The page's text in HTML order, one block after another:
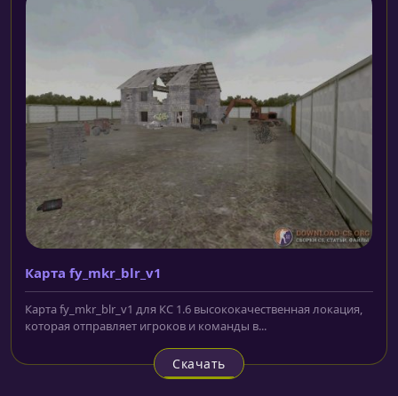
Карта fy_mkr_blr_v1
Карта fy_mkr_blr_v1 для КС 1.6 высококачественная локация,
которая отправляет игроков и команды в...
Скачать